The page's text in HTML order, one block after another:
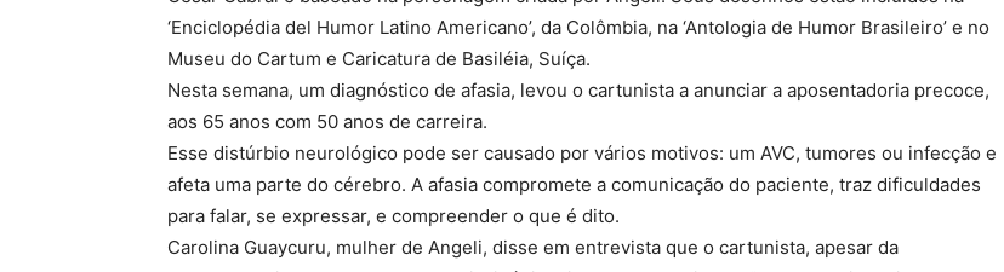
‘Enciclopédia del Humor Latino Americano’, da Colômbia, na ‘Antologia de Humor Brasileiro’ e no
Museu do Cartum e Caricatura de Basiléia, Suíça.
Nesta semana, um diagnóstico de afasia, levou o cartunista a anunciar a aposentadoria precoce,
aos 65 anos com 50 anos de carreira.
Esse distúrbio neurológico pode ser causado por vários motivos: um AVC, tumores ou infecção e
afeta uma parte do cérebro. A afasia compromete a comunicação do paciente, traz dificuldades
para falar, se expressar, e compreender o que é dito.
Carolina Guaycuru, mulher de Angeli, disse em entrevista que o cartunista, apesar da